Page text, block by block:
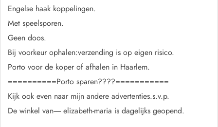
Engelse haak koppelingen.
Met speelsporen.
Geen doos.
Bij voorkeur ophalen:verzending is op eigen risico.
Porto voor de koper of afhalen in Haarlem.
==========Porto sparen????===========
Kijk ook even naar mijn andere advertenties.s.v.p.
De winkel van----- elizabeth-maria is dagelijks geopend.